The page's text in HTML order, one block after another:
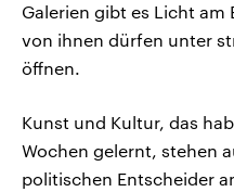
Galerien gibt es Licht am
von ihnen dürfen unter
öffnen.
Kunst und Kultur, das
Wochen gelernt, stehen
politischen Entscheider